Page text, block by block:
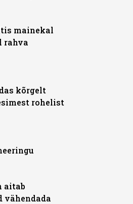
mainekal
rahva
kõrgelt
rohelist
aitab
vähendada